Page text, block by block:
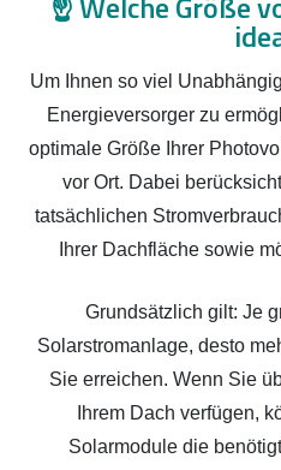
Um Ihnen so viel
Energieversorger zu
optimale Größe Ihrer
vor Ort. Dabei
tatsächlichen
Ihrer Dachfläche sowie
Grundsätzlich gilt: Je
Solarstromanlage, desto
Sie erreichen. Wenn Sie
Ihrem Dach verfügen,
Solarmodule die